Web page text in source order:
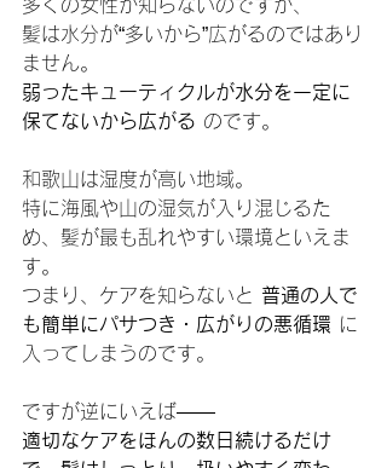
多くの女性が知らないのですが、
髪は水分が“多いから”広がるのではあり
ません。
弱ったキューティクルが水分を一定に
保てないから広がる のです。
和歌山は湿度が高い地域。
特に海風や山の湿気が入り混じるた
め、髪が最も乱れやすい環境といえま
す。
つまり、ケアを知らないと 普通の人で
も簡単にパサつき・広がりの悪循環 に
入ってしまうのです。
ですが逆にいえば——
適切なケアをほんの数日続けるだけ